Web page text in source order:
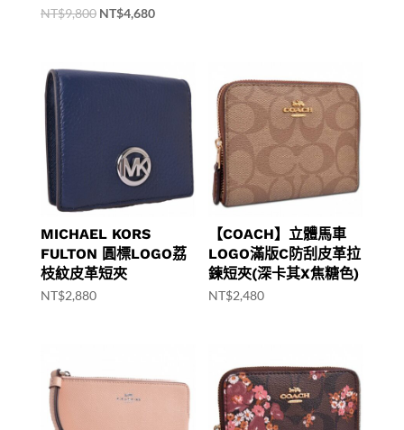
NT$9,800 Original
NT$9,800.
NT$4,680Current
NT$4,680.
MICHAEL KORS
FULTON 圓標LOGO荔
枝紋皮革短夾
NT$2,880
【COACH】立體馬車
LOGO滿版C防刮皮革拉
鍊短夾(深卡其X焦糖色)
NT$2,480